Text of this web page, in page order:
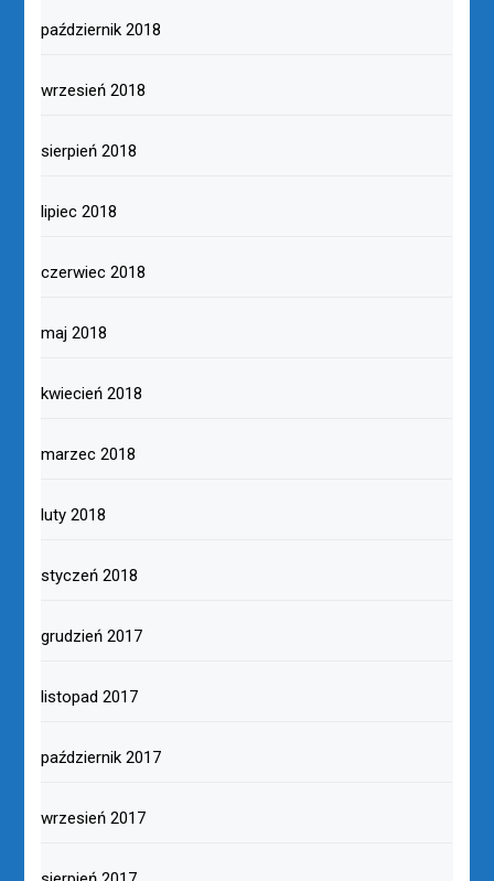
październik 2018
wrzesień 2018
sierpień 2018
lipiec 2018
czerwiec 2018
maj 2018
kwiecień 2018
marzec 2018
luty 2018
styczeń 2018
grudzień 2017
listopad 2017
październik 2017
wrzesień 2017